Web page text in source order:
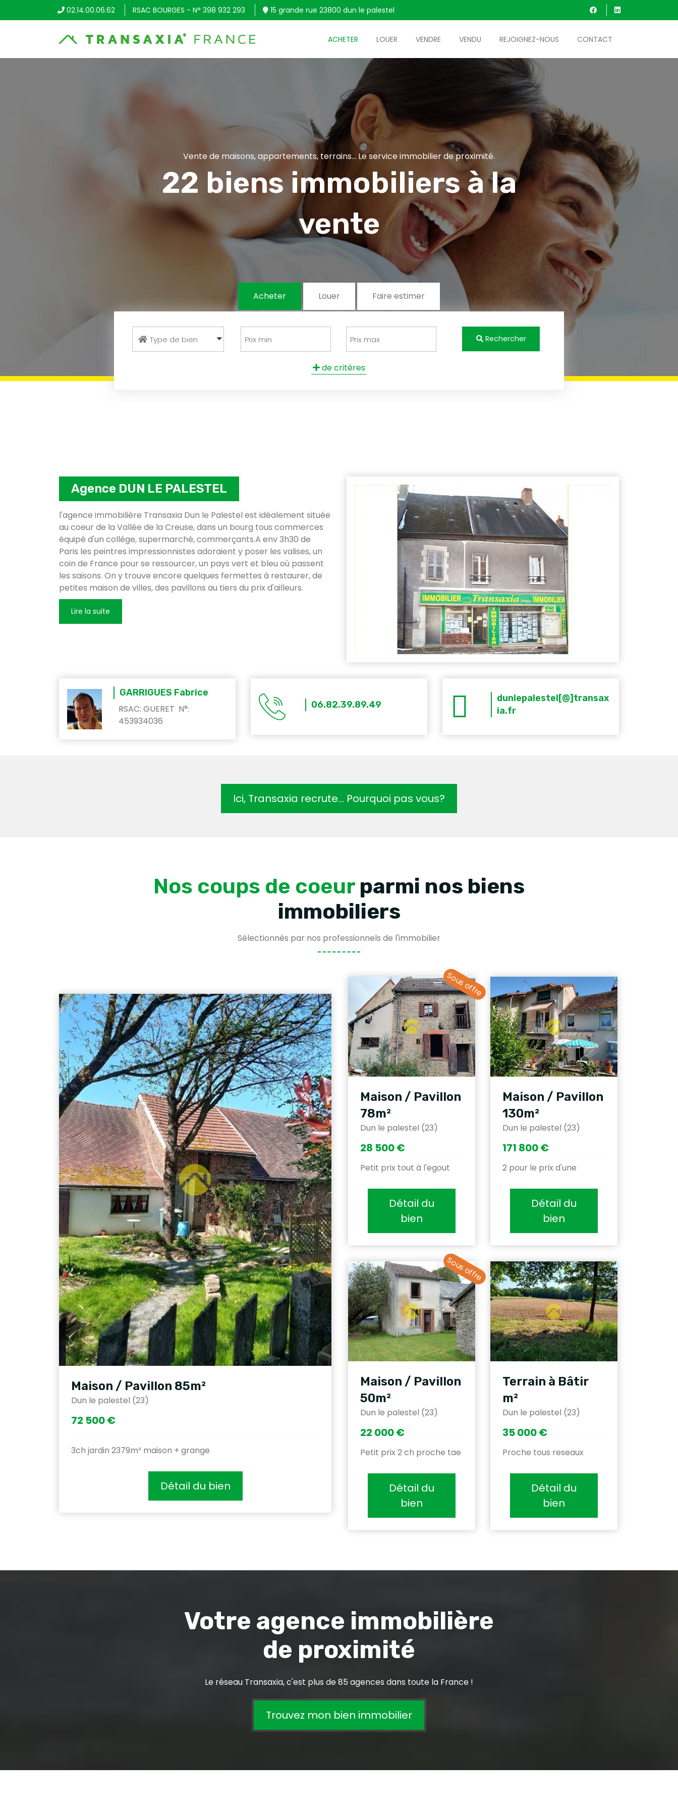
02.14.00.06.62 RSAC BOURGES - N° 398 932 293 15 grande rue 23800 dun le palestel
ACHETER LOUER VENDRE VENDU REJOIGNEZ-NOUS CONTACT
Vente de maisons, appartements, terrains... Le service immobilier de proximité.
22 biens immobiliers à la
vente
Acheter Louer Faire estimer
Type de bien Rechercher
de critères
Agence DUN LE PALESTEL
l'agence immobilière Transaxia Dun le Palestel est idéalement située
au coeur de la Vallée de la Creuse, dans un bourg tous commerces
équipé d'un collège, supermarché, commerçants.A env 3h30 de
Paris les peintres impressionnistes adoraient y poser les valises, un
coin de France pour se ressourcer, un pays vert et bleu où passent
les saisons. On y trouve encore quelques fermettes à restaurer, de
petites maison de villes, des pavillons au tiers du prix d'ailleurs.
GARRIGUES Fabrice
RSAC: GUERET N°:
453934036
06.82.39.89.49
dunlepalestel[@]transax
ia.fr
Ici, Transaxia recrute… Pourquoi pas vous?
Nos coups de coeur parmi nos biens
immobiliers
Sélectionnés par nos professionnels de l'immobilier
Maison / Pavillon 85m²
Dun le palestel (23)
72 500 €
3ch jardin 2379m² maison + grange
Détail du bien
Sous offre
Maison / Pavillon
78m²
Dun le palestel (23)
28 500 €
Petit prix tout à l'egout
Détail du
bien
Maison / Pavillon
130m²
Dun le palestel (23)
171 800 €
2 pour le prix d'une
Détail du
bien
Sous offre
Maison / Pavillon
50m²
Dun le palestel (23)
22 000 €
Petit prix 2 ch proche tae
Détail du
bien
Terrain à Bâtir
m²
Dun le palestel (23)
35 000 €
Proche tous reseaux
Détail du
bien
Votre agence immobilière
de proximité
Le réseau Transaxia, c'est plus de 85 agences dans toute la France !
Trouvez mon bien immobilier